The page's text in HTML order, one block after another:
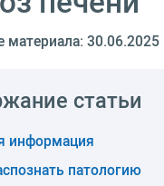
материала: 30.06.2025
статьи
информация
патологию